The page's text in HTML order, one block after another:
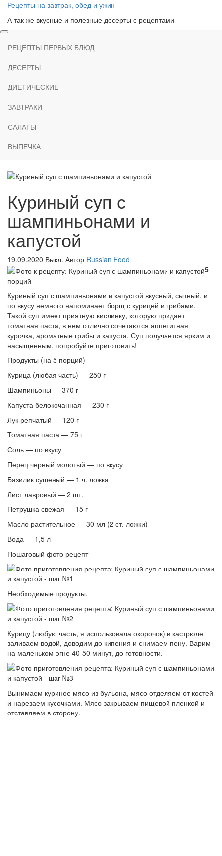
Skip
the
content
Рецепты на завтрак, обед и ужин
А так же вкусные и полезные десерты с рецептами
РЕЦЕПТЫ ПЕРВЫХ БЛЮД
ДЕСЕРТЫ
ДИЕТИЧЕСКИЕ
ЗАВТРАКИ
САЛАТЫ
ВЫПЕЧКА
Куриный суп с
шампиньонами и
капустой
19.09.2020 Выкл. Автор Russian Food
5
порций
Куриный суп с шампиньонами и капустой вкусный, сытный, и
по вкусу немного напоминает борщ с курицей и грибами.
Такой суп имеет приятную кислинку, которую придает
томатная паста, в нем отлично сочетаются аппетитная
курочка, ароматные грибы и капуста. Суп получается ярким и
насыщенным, попробуйте приготовить!
Продукты (на 5 порций)
Курица (любая часть) — 250 г
Шампиньоны — 370 г
Капуста белокочанная — 230 г
Лук репчатый — 120 г
Томатная паста — 75 г
Соль — по вкусу
Перец черный молотый — по вкусу
Базилик сушеный — 1 ч. ложка
Лист лавровый — 2 шт.
Петрушка свежая — 15 г
Масло растительное — 30 мл (2 ст. ложки)
Вода — 1,5 л
Пошаговый фото рецепт
Необходимые продукты.
Курицу (любую часть, я использовала окорочок) в кастрюле
заливаем водой, доводим до кипения и снимаем пену. Варим
на маленьком огне 40-50 минут, до готовности.
Вынимаем куриное мясо из бульона, мясо отделяем от костей
и нарезаем кусочками. Мясо закрываем пищевой пленкой и
отставляем в сторону.